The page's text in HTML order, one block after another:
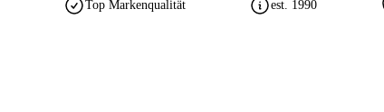
Top Markenqualität est. 1990